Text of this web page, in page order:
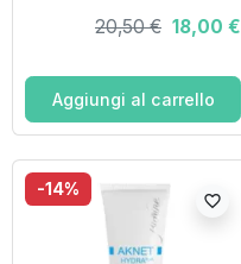
20,50 € 18,00 €
Aggiungi al carrello
-14%
favorite_border